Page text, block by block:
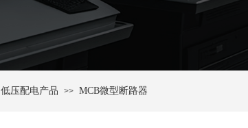
低压配电产品 >> MCB微型断路器